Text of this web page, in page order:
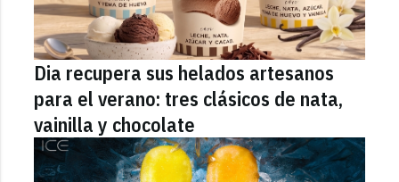
Dia recupera sus helados artesanos
para el verano: tres clásicos de nata,
vainilla y chocolate